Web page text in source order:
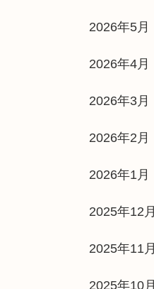
2026年5月
2026年4月
2026年3月
2026年2月
2026年1月
2025年12月
2025年11月
2025年10月